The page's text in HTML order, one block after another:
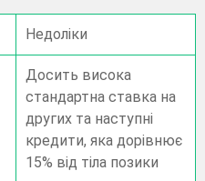
Недоліки
Досить висока
стандартна ставка на
других та наступні
кредити, яка дорівнює
15% від тіла позики